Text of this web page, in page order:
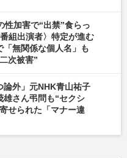
性加害で“出禁”食らっ
組出演者〉特定が進む
「無関係な個人名」も
次被害”
論外」元NHK青山祐子
雄さん弔問も“セクシ
せられた「マナー違